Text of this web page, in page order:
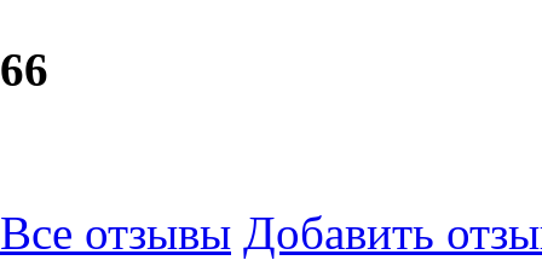
66
Все отзывы Добавить